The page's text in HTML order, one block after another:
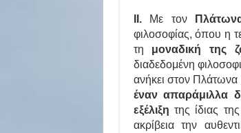
ΙΙ.Με τον
φιλοσοφίας, όπου η
τη μοναδική της
διαδεδομένη
ανήκει στον Πλάτωνα
έναν απαράμιλλα
εξέλιξη της ίδιας
ακρίβεια την